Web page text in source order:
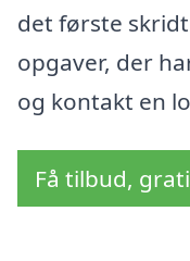
det første
opgaver, der
og kontakt en
Få tilbud,